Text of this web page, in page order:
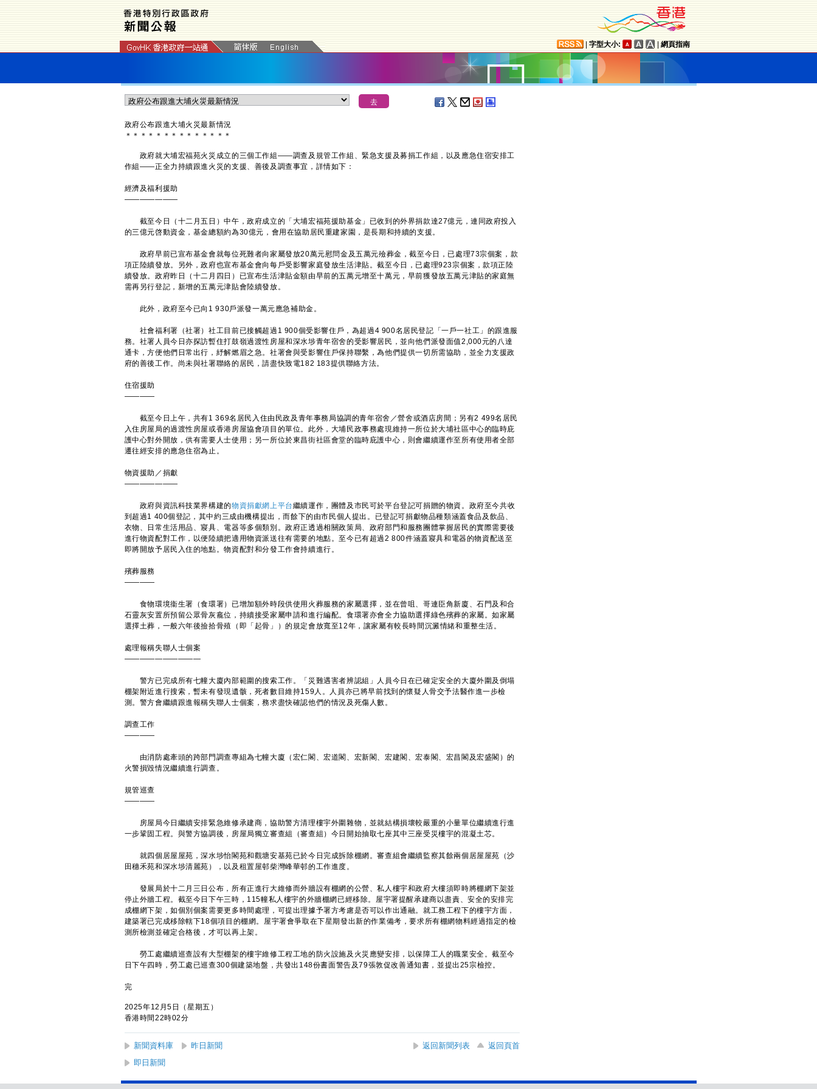
字型大小: 網頁指南
政府公布跟進大埔火災最新情況
＊ ＊ ＊ ＊ ＊ ＊ ＊ ＊ ＊ ＊ ＊ ＊ ＊ ＊
政府就大埔宏福苑火災成立的三個工作組——調查及規管工作組、緊急支援及募捐工作組，以及應急住宿安排工
作組——正全力持續跟進火災的支援、善後及調查事宜，詳情如下：
經濟及福利援助
———————
截至今日（十二月五日）中午，政府成立的「大埔宏福苑援助基金」已收到的外界捐款達27億元，連同政府投入
的三億元啓動資金，基金總額約為30億元，會用在協助居民重建家園，是長期和持續的支援。
政府早前已宣布基金會就每位死難者向家屬發放20萬元慰問金及五萬元殮葬金，截至今日，已處理73宗個案，款
項正陸續發放。另外，政府也宣布基金會向每戶受影響家庭發放生活津貼。截至今日，已處理923宗個案，款項正陸
續發放。政府昨日（十二月四日）已宣布生活津貼金額由早前的五萬元增至十萬元，早前獲發放五萬元津貼的家庭無
需再另行登記，新增的五萬元津貼會陸續發放。
此外，政府至今已向1 930戶派發一萬元應急補助金。
社會福利署（社署）社工目前已接觸超過1 900個受影響住戶，為超過4 900名居民登記「一戶一社工」的跟進服
務。社署人員今日亦探訪暫住打鼓嶺過渡性房屋和深水埗青年宿舍的受影響居民，並向他們派發面值2,000元的八達
通卡，方便他們日常出行，紓解燃眉之急。社署會與受影響住戶保持聯繫，為他們提供一切所需協助，並全力支援政
府的善後工作。尚未與社署聯絡的居民，請盡快致電182 183提供聯絡方法。
住宿援助
————
截至今日上午，共有1 369名居民入住由民政及青年事務局協調的青年宿舍／營舍或酒店房間；另有2 499名居民
入住房屋局的過渡性房屋或香港房屋協會項目的單位。此外，大埔民政事務處現維持一所位於大埔社區中心的臨時庇
護中心對外開放，供有需要人士使用；另一所位於東昌街社區會堂的臨時庇護中心，則會繼續運作至所有使用者全部
遷往經安排的應急住宿為止。
物資援助／捐獻
———————
政府與資訊科技業界構建的物資捐獻網上平台繼續運作，團體及市民可於平台登記可捐贈的物資。政府至今共收
到超過1 400個登記，其中約三成由機構提出，而餘下的由市民個人提出。已登記可捐獻物品種類涵蓋食品及飲品、
衣物、日常生活用品、寢具、電器等多個類別。政府正透過相關政策局、政府部門和服務團體掌握居民的實際需要後
進行物資配對工作，以便陸續把適用物資派送往有需要的地點。至今已有超過2 800件涵蓋寢具和電器的物資配送至
即將開放予居民入住的地點。物資配對和分發工作會持續進行。
殯葬服務
————
食物環境衞生署（食環署）已增加額外時段供使用火葬服務的家屬選擇，並在曾咀、哥連臣角新廈、石門及和合
石靈灰安置所預留公眾骨灰龕位，持續接受家屬申請和進行編配。食環署亦會全力協助選擇綠色殯葬的家屬。如家屬
選擇土葬，一般六年後撿拾骨殖（即「起骨」）的規定會放寬至12年，讓家屬有較長時間沉澱情緒和重整生活。
處理報稱失聯人士個案
——————————
警方已完成所有七幢大廈內部範圍的搜索工作。「災難遇害者辨認組」人員今日在已確定安全的大廈外圍及倒塌
棚架附近進行搜索，暫未有發現遺骸，死者數目維持159人。人員亦已將早前找到的懷疑人骨交予法醫作進一步檢
測。警方會繼續跟進報稱失聯人士個案，務求盡快確認他們的情況及死傷人數。
調查工作
————
由消防處牽頭的跨部門調查專組為七幢大廈（宏仁閣、宏道閣、宏新閣、宏建閣、宏泰閣、宏昌閣及宏盛閣）的
火警損毀情況繼續進行調查。
規管巡查
————
房屋局今日繼續安排緊急維修承建商，協助警方清理樓宇外圍雜物，並就結構損壞較嚴重的小量單位繼續進行進
一步鞏固工程。與警方協調後，房屋局獨立審查組（審查組）今日開始抽取七座其中三座受災樓宇的混凝土芯。
就四個居屋屋苑，深水埗怡閣苑和觀塘安基苑已於今日完成拆除棚網。審查組會繼續監察其餘兩個居屋屋苑（沙
田穗禾苑和深水埗清麗苑），以及租置屋邨柴灣峰華邨的工作進度。
發展局於十二月三日公布，所有正進行大維修而外牆設有棚網的公營、私人樓宇和政府大樓須即時將棚網下架並
停止外牆工程。截至今日下午三時，115幢私人樓宇的外牆棚網已經移除。屋宇署提醒承建商以盡責、安全的安排完
成棚網下架，如個別個案需要更多時間處理，可提出理據予署方考慮是否可以作出通融。就工務工程下的樓宇方面，
建築署已完成移除轄下18個項目的棚網。屋宇署會爭取在下星期發出新的作業備考，要求所有棚網物料經過指定的檢
測所檢測並確定合格後，才可以再上架。
勞工處繼續巡查設有大型棚架的樓宇維修工程工地的防火設施及火災應變安排，以保障工人的職業安全。截至今
日下午四時，勞工處已巡查300個建築地盤，共發出148份書面警告及79張敦促改善通知書，並提出25宗檢控。
完
2025年12月5日（星期五）
香港時間22時02分
新聞資料庫 昨日新聞 返回新聞列表
返回頁首
即日新聞